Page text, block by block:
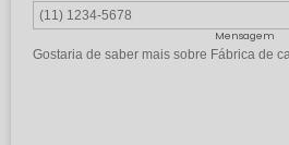
Mensagem